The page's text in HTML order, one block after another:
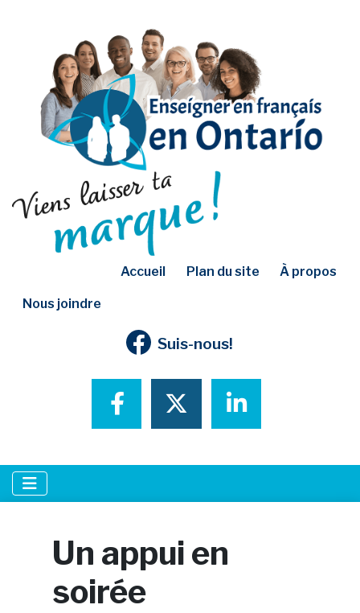
Accueil Plan du site À propos
Nous joindre
Suis-nous!
Partager surPartager sur
Partager
Un appui en
soirée